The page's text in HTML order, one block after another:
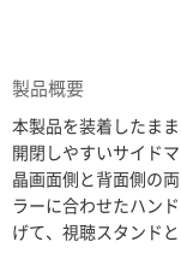
製品概要
本製品を装着したま
開閉しやすいサイド
晶画面側と背面側の
ラーに合わせたハン
げて、視聴スタンド